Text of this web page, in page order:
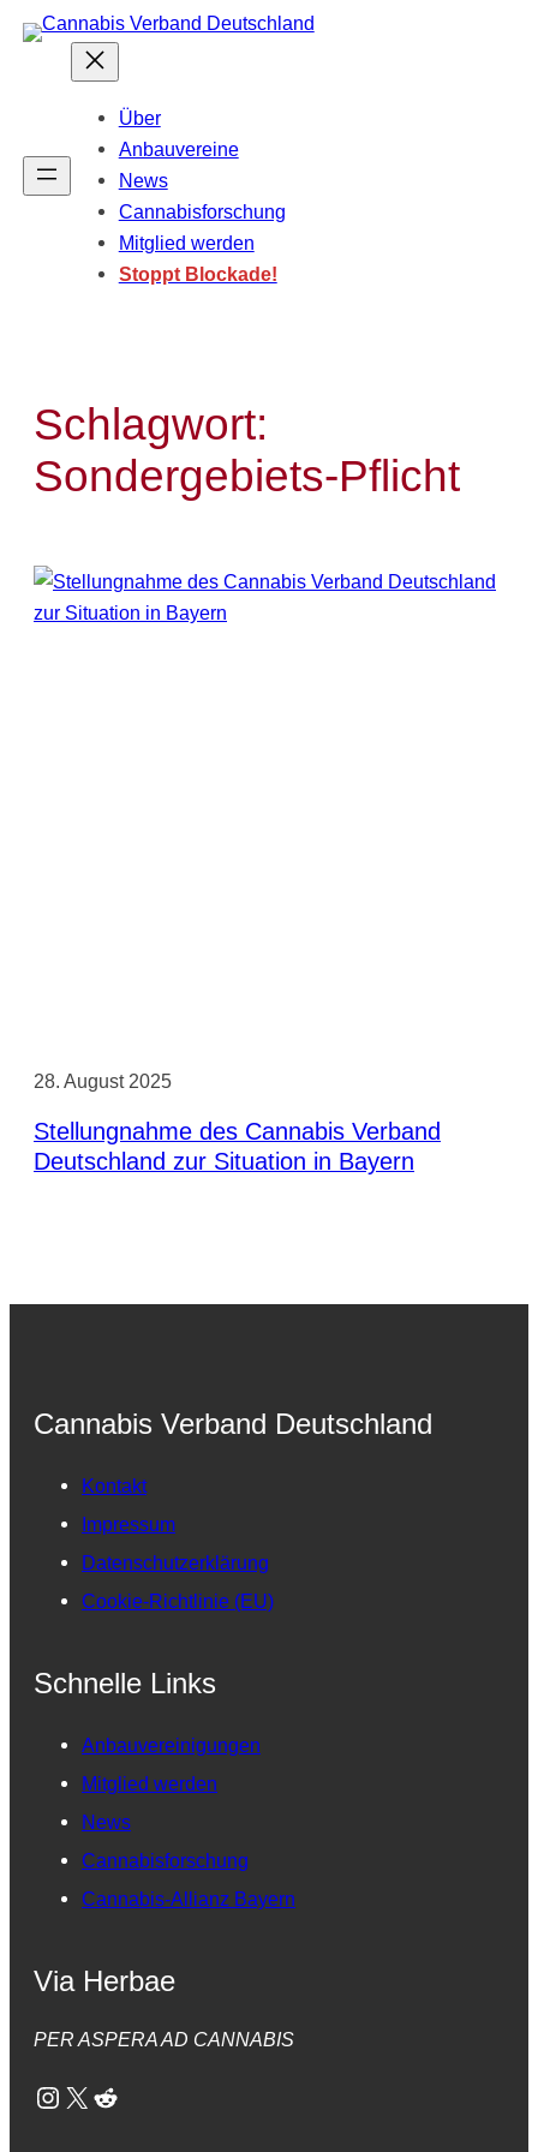
Zum
springen
Über
Anbauvereine
News
Cannabisforschung
Mitglied werden
Stoppt Blockade!
Schlagwort:
Sondergebiets-Pflicht
28. August 2025
Stellungnahme des Cannabis Verband
Deutschland zur Situation in Bayern
Cannabis Verband Deutschland
Kontakt
Impressum
Datenschutzerklärung
Cookie-Richtlinie (EU)
Schnelle Links
Anbauvereinigungen
Mitglied werden
News
Cannabisforschung
Cannabis-Allianz Bayern
Via Herbae
PER ASPERA AD CANNABIS
Instagram X Reddit